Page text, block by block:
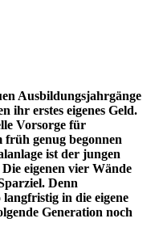
Ausbildungsjahrgänge
ihr erstes eigenes Geld.
Vorsorge für
genug begonnen
ist der jungen
eigenen vier Wände
Denn
in die eigene
Generation noch